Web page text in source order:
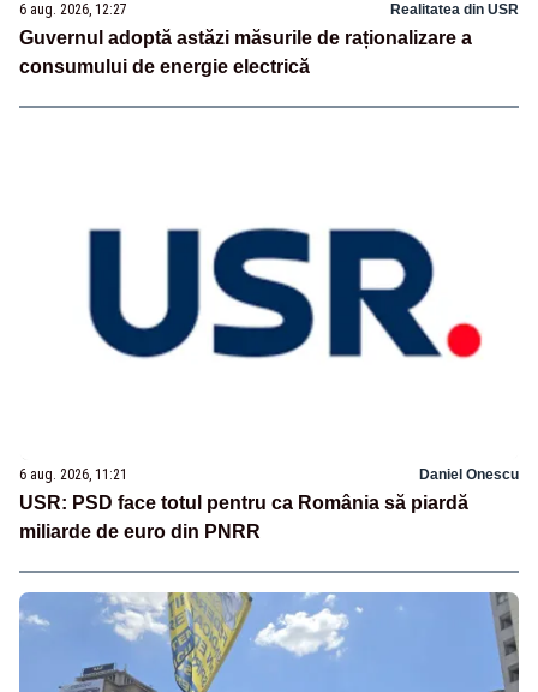
6 aug. 2026, 12:27 Realitatea din USR
Guvernul adoptă astăzi măsurile de raționalizare a
consumului de energie electrică
6 aug. 2026, 11:21 Daniel Onescu
USR: PSD face totul pentru ca România să piardă
miliarde de euro din PNRR